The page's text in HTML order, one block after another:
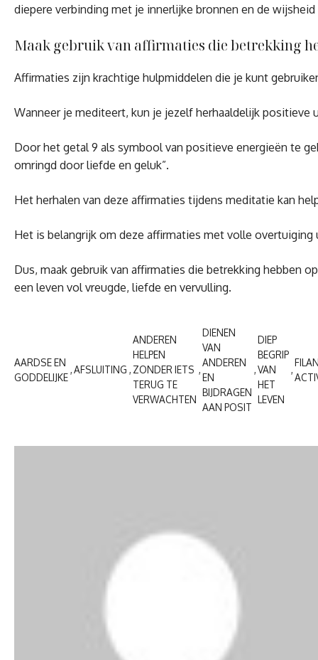
diepere verbinding met je innerlijke bronnen en de
Maak gebruik van affirmaties die betrekking
Affirmaties zijn krachtige hulpmiddelen die je kunt
Wanneer je mediteert, kun je jezelf herhaaldelijk
Door het getal 9 als symbool van positieve energieën te
omringd door liefde en geluk”.
Het herhalen van deze affirmaties tijdens meditatie kan
Het is belangrijk om deze affirmaties met volle
Dus, maak gebruik van affirmaties die betrekking hebben
een leven vol vreugde, liefde en vervulling.
AARDSE EN
GODDELIJKE
AFSLUITING
ANDEREN
HELPEN
ZONDER IETS
TERUG TE
VERWACHTEN
DIENEN
VAN
ANDEREN
EN
BIJDRAGEN
AAN POSIT
DIEP
BEGRIP
VAN
HET
LEVEN